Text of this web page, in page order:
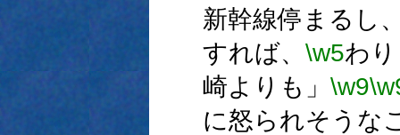
新幹線停まるし
すれば、 \w5わ
崎よりも」 \w9
に怒られそうな